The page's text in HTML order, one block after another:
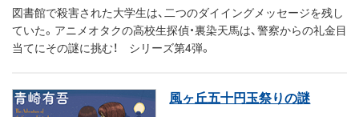
図書館で殺害された大学生は、二つのダイイングメッセージを残し
ていた。アニメオタクの高校生探偵・裏染天馬は、警察からの礼金目
当てにその謎に挑む！ シリーズ第4弾。
風ヶ丘五十円玉祭りの謎